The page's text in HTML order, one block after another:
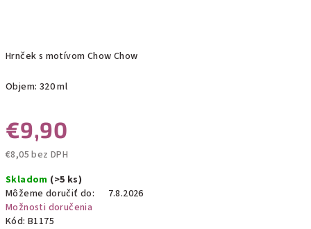
Hrnček s motívom Chow Chow
Objem: 320 ml
€9,90
€8,05 bez DPH
cena:
Skladom (>5 ks)
Môžeme doručiť do:
7.8.2026
Možnosti doručenia
Kód: B1175